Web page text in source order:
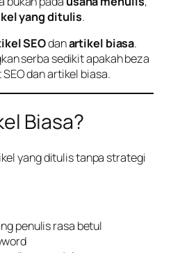
yang ditulis.
SEOdanartikel biasa.
serba sedikit apakah beza
dan artikel biasa.
Biasa?
yang ditulis tanpa strategi
penulis rasa betul